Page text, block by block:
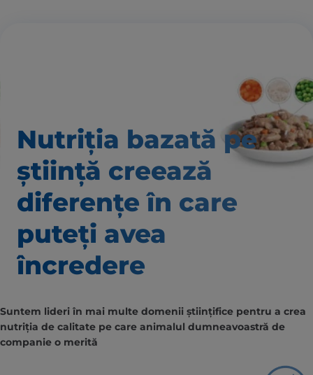
Nutriția bazată pe
știință creează
diferențe în care
puteți avea
încredere
Suntem lideri în mai multe domenii științifice pentru a crea
nutriția de calitate pe care animalul dumneavoastră de
companie o merită